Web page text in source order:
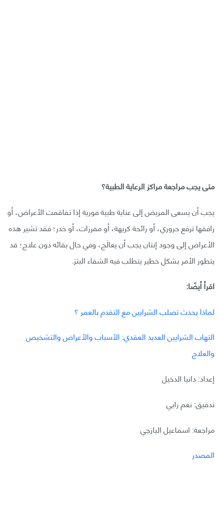
متى يجب مراجعة مراكز الرعاية الطبية؟
يجب أن يسعى المريض إلى عناية طبية فورية إذا تفاقمت الأعراض، أو
رافقها ترفع حروري، أو رائحة كريهة، أو مفرزات، أو خدر؛ فقد تشير هذه
الأعراض إلى وجود إنتان يجب أن يعالَج، وفي حال بقائه دون علاج؛ قد
يتطور الأمر بشكل خطير يتطلب فيه الشفاء البترَ.
اقرأ أيضًا:
لماذا يحدث تصلب الشرايين مع التقدم بالعمر ؟
التهاب الشرايين العديد العقدي: الأسباب والأعراض والتشخيص
والعلاج
إعداد: دانيا الدخيل
تدقيق: نغم رابي
مراجعة: اسماعيل اليازجي
المصدر